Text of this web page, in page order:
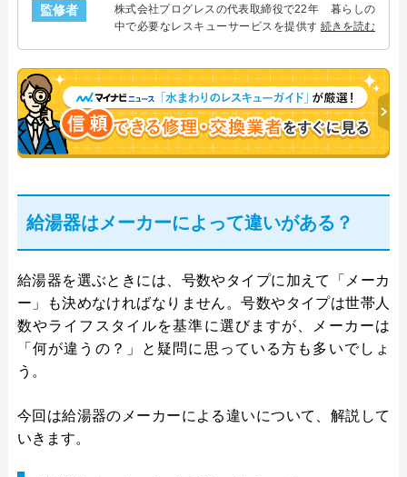
監修者
株式会社プログレスの代表取締役で22年 暮らしの
中で必要なレスキューサービスを提供する株式会社
決。多くのお客様に信頼される「給湯器」のスペシ
ャリスト。
続きを読む
給湯器はメーカーによって違いがある？
給湯器を選ぶときには、号数やタイプに加えて「メーカ
ー」も決めなければなりません。号数やタイプは世帯人
数やライフスタイルを基準に選びますが、メーカーは
「何が違うの？」と疑問に思っている方も多いでしょ
う。
今回は給湯器のメーカーによる違いについて、解説して
いきます。